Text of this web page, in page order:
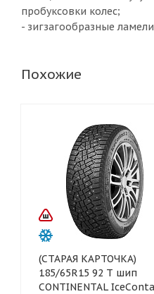
пробуксовки колес;
- зигзагообразные
Похожие
(СТАРАЯ КАРТОЧКА)
185/65R15 92 T шип
CONTINENTAL